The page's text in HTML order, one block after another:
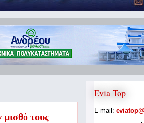
τους
Evia Top
E-mail: